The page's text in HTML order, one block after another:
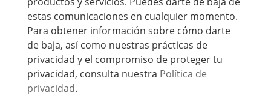
estas comunicaciones en cualquier momento.
Para obtener información sobre cómo darte
de baja, así como nuestras prácticas de
privacidad y el compromiso de proteger tu
privacidad, consulta nuestra Política de
privacidad.